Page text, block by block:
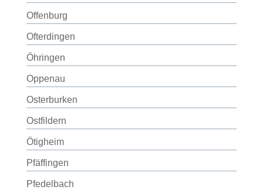
Offenburg
Ofterdingen
Öhringen
Oppenau
Osterburken
Ostfildern
Ötigheim
Pfäffingen
Pfedelbach